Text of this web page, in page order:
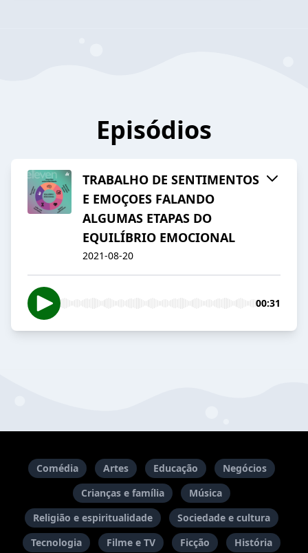
Episódios
TRABALHO DE SENTIMENTOS
E EMOÇOES FALANDO
ALGUMAS ETAPAS DO
EQUILÍBRIO EMOCIONAL
2021-08-20
00:31
Comédia Artes Educação
Negócios
Crianças e família
Música
Religião e espiritualidade
Sociedade e cultura
Tecnologia
Filme e TV Ficção História